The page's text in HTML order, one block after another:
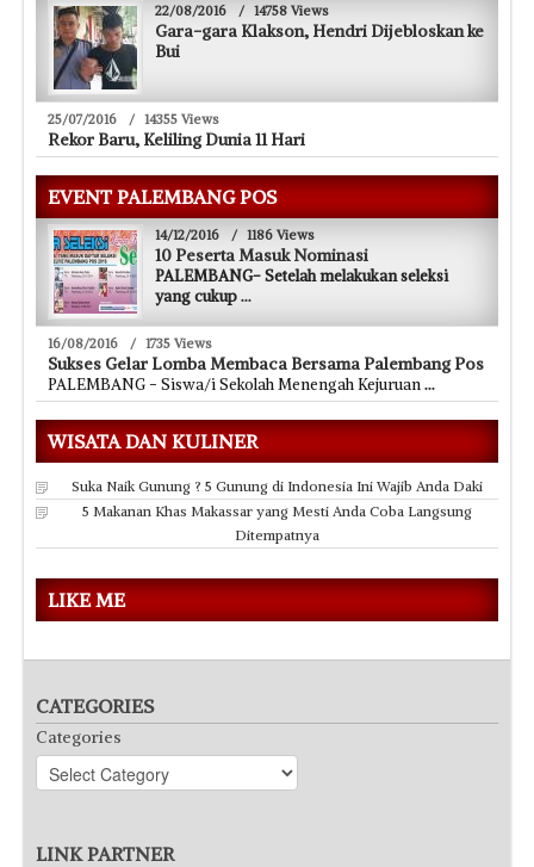
22/08/2016 / 14758 Views
Gara-gara Klakson, Hendri Dijebloskan ke
Bui
25/07/2016 / 14355 Views
Rekor Baru, Keliling Dunia 11 Hari
EVENT PALEMBANG POS
14/12/2016 / 1186 Views
10 Peserta Masuk Nominasi
PALEMBANG- Setelah melakukan seleksi
yang cukup...
16/08/2016 / 1735 Views
Sukses Gelar Lomba Membaca Bersama Palembang Pos
PALEMBANG - Siswa/i Sekolah Menengah Kejuruan...
WISATA DAN KULINER
Suka Naik Gunung ? 5 Gunung di Indonesia Ini Wajib Anda Daki
5 Makanan Khas Makassar yang Mesti Anda Coba Langsung
Ditempatnya
LIKE ME
CATEGORIES
Categories
LINK PARTNER